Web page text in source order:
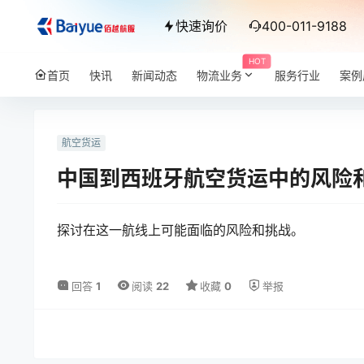
快速询价 400-011-9188
首页 快讯 新闻动态
HOT
物流业务 服务行业 案
航空货运
中国到西班牙航空货运中的风险
探讨在这一航线上可能面临的风险和挑战。
回答 1 阅读 22 收藏 0 举报